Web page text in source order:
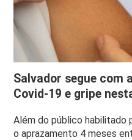
Salvador segue com
Covid-19 e gripe
Além do público habilitado
o aprazamento 4 meses